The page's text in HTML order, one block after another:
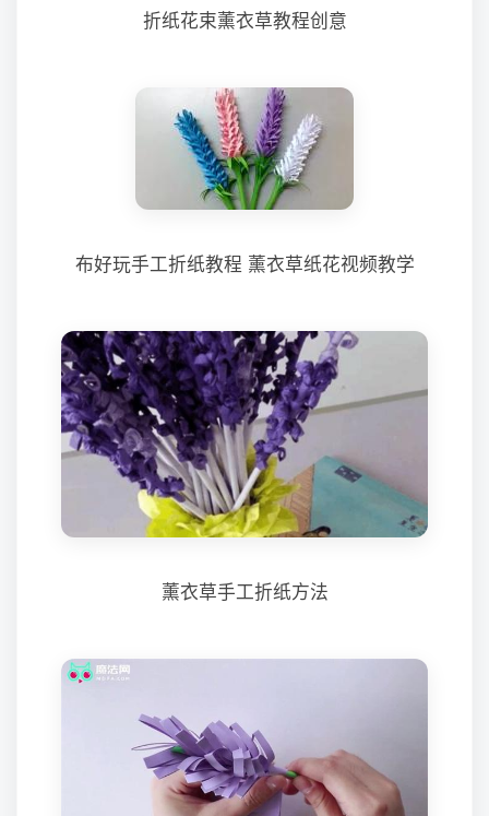
折纸花束薰衣草教程创意
布好玩手工折纸教程 薰衣草纸花视频教学
薰衣草手工折纸方法